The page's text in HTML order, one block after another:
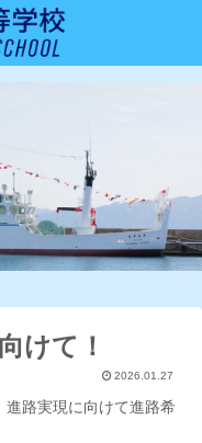
けて！
2026.01.27
路実現に向けて進路希